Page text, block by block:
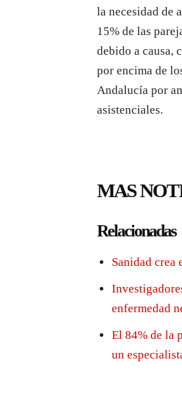
la necesidad de
15% de las
debido a causa,
por encima de
Andalucía por
asistenciales.
MAS
Relacionadas
Sanidad crea
enfermedad
El 84% de la
un